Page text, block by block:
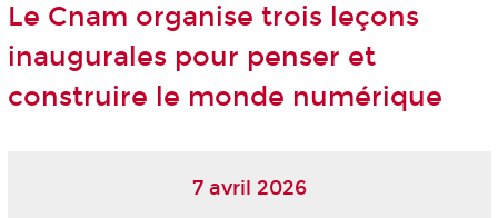
Le Cnam organise trois leçons
inaugurales pour penser et
construire le monde numérique
7 avril 2026